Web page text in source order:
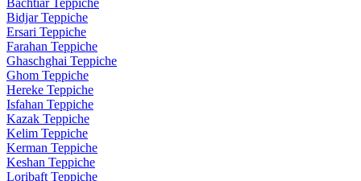
Bachtiar Teppiche
Bidjar Teppiche
Ersari Teppiche
Farahan Teppiche
Ghaschghai Teppiche
Ghom Teppiche
Hereke Teppiche
Isfahan Teppiche
Kazak Teppiche
Kelim Teppiche
Kerman Teppiche
Keshan Teppiche
Loribaft Teppiche